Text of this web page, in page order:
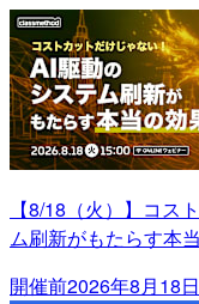
【8/18（火）】コス
ム刷新がもたらす本
開催前2026年8月18